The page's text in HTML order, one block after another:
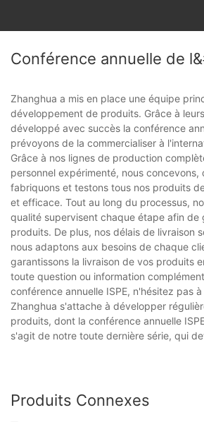
Conférence annuelle de
Zhanghua a mis en place une équipe
développement de produits. Grâce à
développé avec succès la conférence
prévoyons de la commercialiser à
Grâce à nos lignes de production
personnel expérimenté, nous concevons,
fabriquons et testons tous nos produits
et efficace. Tout au long du processus,
qualité supervisent chaque étape afin de
produits. De plus, nos délais de livraison
nous adaptons aux besoins de chaque
garantissons la livraison de vos produits
toute question ou information
conférence annuelle ISPE, n'hésitez pas
Zhanghua s'attache à développer
produits, dont la conférence annuelle
s'agit de notre toute dernière série, qui
Produits Connexes